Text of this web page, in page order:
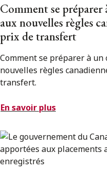
Comment se
aux nouvelles règles
prix de transfert
Comment se préparer à un
nouvelles règles
transfert.
En savoir plus